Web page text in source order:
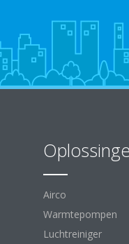
Airco
Warmtepompen
Luchtreiniger